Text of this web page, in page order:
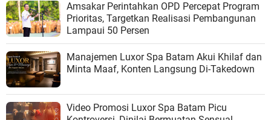
Amsakar Perintahkan OPD Percepat Program
Prioritas, Targetkan Realisasi Pembangunan
Lampaui 50 Persen
Manajemen Luxor Spa Batam Akui Khilaf dan
Minta Maaf, Konten Langsung Di-Takedown
Video Promosi Luxor Spa Batam Picu